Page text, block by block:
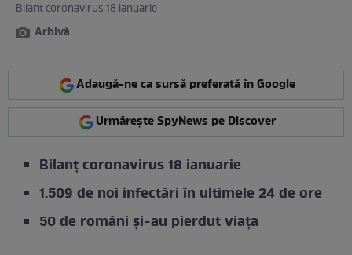
Bilanț coronavirus 18 ianuarie
Arhivă
Adaugă-ne ca sursă preferată în Google
Urmărește SpyNews pe Discover
Bilanț coronavirus 18 ianuarie
1.509 de noi infectări în ultimele 24 de ore
50 de români și-au pierdut viața